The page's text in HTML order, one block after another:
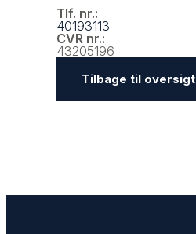
Tlf. nr.:
40193113
CVR nr.:
43205196
Tilbage til oversigt